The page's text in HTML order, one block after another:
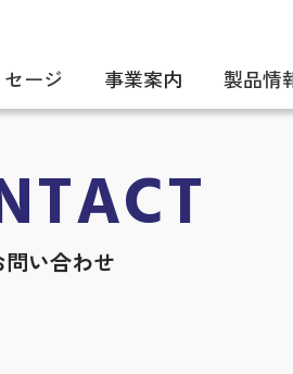
ージ 事業案内 製品情
問い合わせ